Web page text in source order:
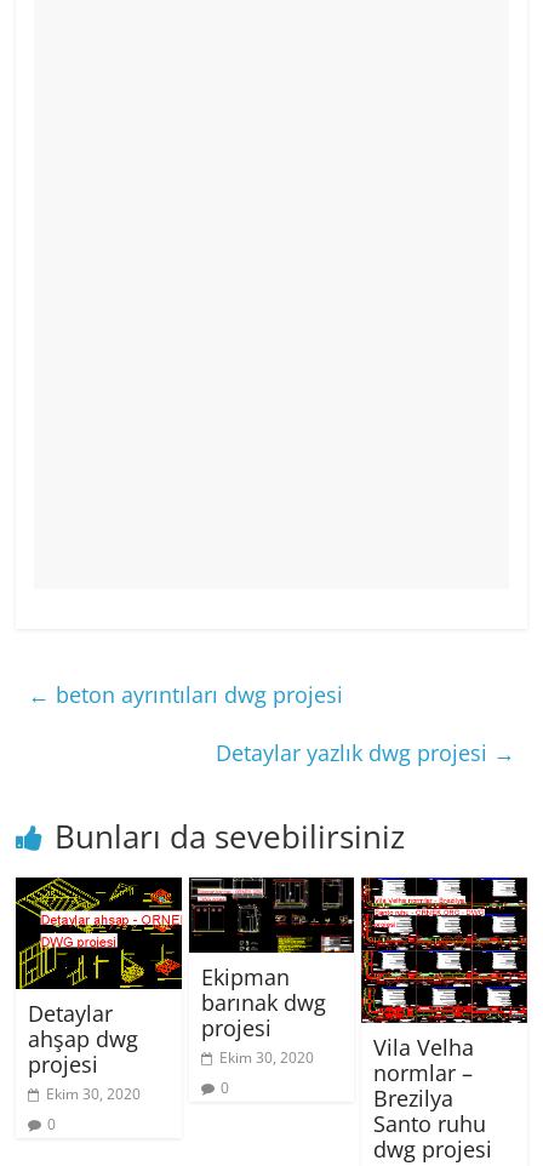
← beton ayrıntıları dwg projesi
Detaylar yazlık dwg projesi →
Bunları da sevebilirsiniz
Detaylar
ahşap dwg
projesi
Ekim 30, 2020
0
Ekipman
barınak dwg
projesi
Ekim 30, 2020
0
Vila Velha
normlar –
Brezilya
Santo ruhu
dwg projesi